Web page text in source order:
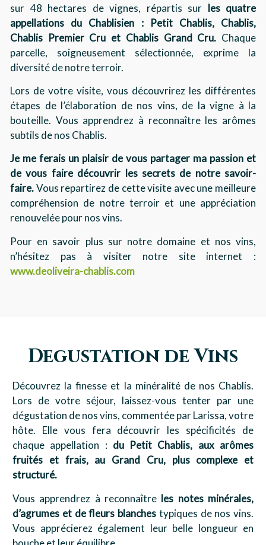
sur 48 hectares de vignes, répartis sur les quatre
appellations du Chablisien : Petit Chablis, Chablis,
Chablis Premier Cru et Chablis Grand Cru. Chaque
parcelle, soigneusement sélectionnée, exprime la
diversité de notre terroir.
Lors de votre visite, vous découvrirez les différentes
étapes de l’élaboration de nos vins, de la vigne à la
bouteille. Vous apprendrez à reconnaître les arômes
subtils de nos Chablis.
Je me ferais un plaisir de vous partager ma passion et
de vous faire découvrir les secrets de notre savoir-
faire.Vous repartirez de cette visite avec une meilleure
compréhension de notre terroir et une appréciation
renouvelée pour nos vins.
Pour en savoir plus sur notre domaine et nos vins,
n’hésitez pas à visiter notre site internet :
www.deoliveira-chablis.com
Degustation de Vins
Découvrez la finesse et la minéralité de nos Chablis.
Lors de votre séjour, laissez-vous tenter par une
dégustation de nos vins, commentée par Larissa, votre
hôte. Elle vous fera découvrir les spécificités de
chaque appellation : du Petit Chablis, aux arômes
fruités et frais, au Grand Cru, plus complexe et
structuré.
Vous apprendrez à reconnaître les notes minérales,
d’agrumes et de fleurs blanches typiques de nos vins.
Vous apprécierez également leur belle longueur en